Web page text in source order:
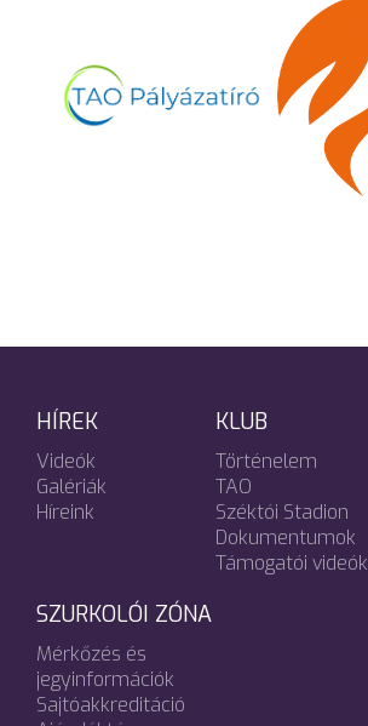
HÍREK
Videók
Galériák
Híreink
KLUB
Történelem
TAO
Széktói Stadion
Dokumentumok
Támogatói videók
SZURKOLÓI ZÓNA
Mérkőzés és
jegyinformációk
Sajtóakkreditáció